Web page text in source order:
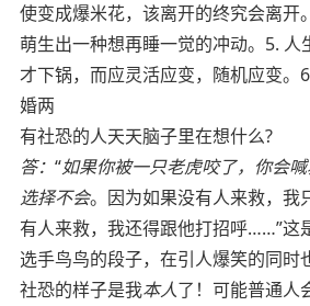
使变成爆米花，该离开的终究会离开
萌生出一种想再睡一觉的冲动。5. 人
才下锅，而应灵活应变，随机应变。
婚两
有社恐的人天天脑子里在想什么?
答： “如果你被一只老虎咬了，你会
选择不会。因为如果没有人来救，我
有人来救，我还得跟他打招呼……”这
选手鸟鸟的段子，在引人爆笑的同时
社恐的样子是我本人了！可能普通人